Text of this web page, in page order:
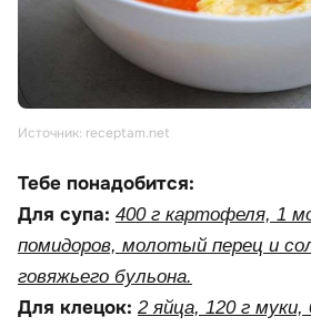
Источник: receptam.net
Тебе понадобится:
Для супа: 400 г картофеля, 1
помидоров, молотый перец и
говяжьего бульона.
Для клецок: 2 яйца, 120 г